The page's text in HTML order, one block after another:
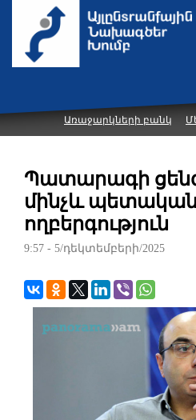
Առաջարկների բանկ
Պատարագի
մինչև պետական
ողբերգություն
9:57 - 5/դեկտեմբերի/2025